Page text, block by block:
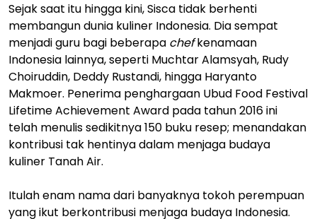
Sejak saat itu hingga kini, Sisca tidak berhenti
membangun dunia kuliner Indonesia. Dia sempat
menjadi guru bagi beberapa chefkenamaan
Indonesia lainnya, seperti Muchtar Alamsyah, Rudy
Choiruddin, Deddy Rustandi, hingga Haryanto
Makmoer. Penerima penghargaan Ubud Food Festival
Lifetime Achievement Award pada tahun 2016 ini
telah menulis sedikitnya 150 buku resep; menandakan
kontribusi tak hentinya dalam menjaga budaya
kuliner Tanah Air.
Itulah enam nama dari banyaknya tokoh perempuan
yang ikut berkontribusi menjaga budaya Indonesia.